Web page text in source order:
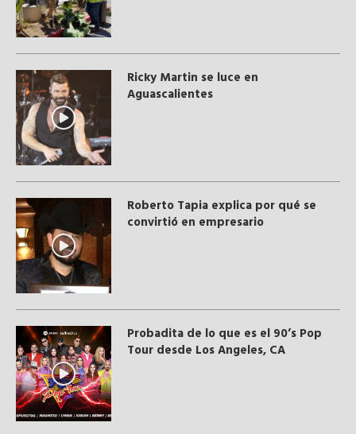
Ricky Martin se luce en
Aguascalientes
Roberto Tapia explica por qué se
convirtió en empresario
Probadita de lo que es el 90’s Pop
Tour desde Los Angeles, CA